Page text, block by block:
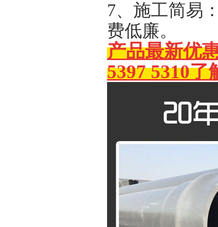
7、施工简易
费低廉。
产品最新优
5397 5310了